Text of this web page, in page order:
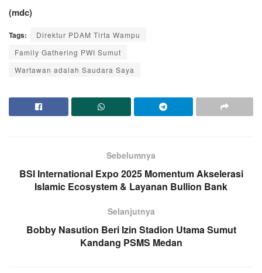
(mdc)
Tags:
Direktur PDAM Tirta Wampu
Family Gathering PWI Sumut
Wartawan adalah Saudara Saya
Sebelumnya
BSI International Expo 2025 Momentum Akselerasi
Islamic Ecosystem & Layanan Bullion Bank
Selanjutnya
Bobby Nasution Beri Izin Stadion Utama Sumut
Kandang PSMS Medan